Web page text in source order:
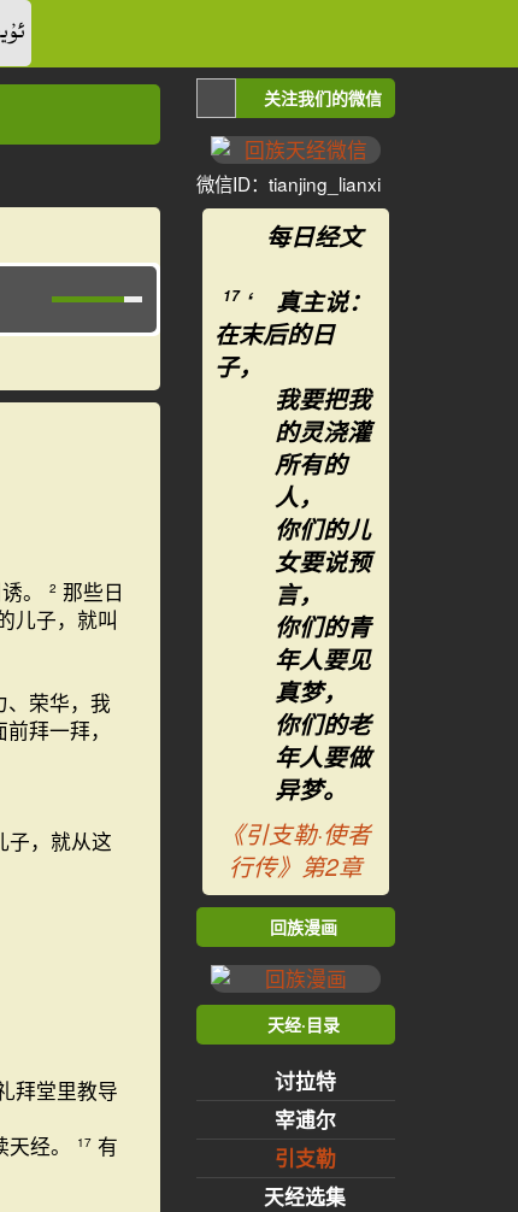
。 2 那些日
儿子，就叫
、荣华，我
拜一拜，
子，就从这
拜堂里教导
经。 17 有
关注我们的微信
微信ID：tianjing_lianxi
每日经文
17 ‘ 真主说：
在末后的日
子，
我要把我
的灵浇灌
所有的
人，
你们的儿
女要说预
言，
你们的青
年人要见
真梦，
你们的老
年人要做
异梦。
《引支勒·使者
行传》第2章
回族漫画
天经·目录
讨拉特
宰逋尔
引支勒
天经选集